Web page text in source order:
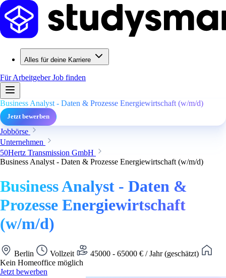
Alles für deine Karriere
Für ArbeitgeberJob finden
Business Analyst - Daten & Prozesse Energiewirtschaft (w/m/d)
Jetzt bewerben
Jobbörse
Unternehmen
50Hertz Transmission GmbH
Business Analyst - Daten & Prozesse Energiewirtschaft (w/m/d)
Business Analyst - Daten &
Prozesse Energiewirtschaft
(w/m/d)
Berlin Vollzeit
45000 - 65000 € / Jahr (geschätzt)
Kein Homeoffice möglich
Jetzt bewerben